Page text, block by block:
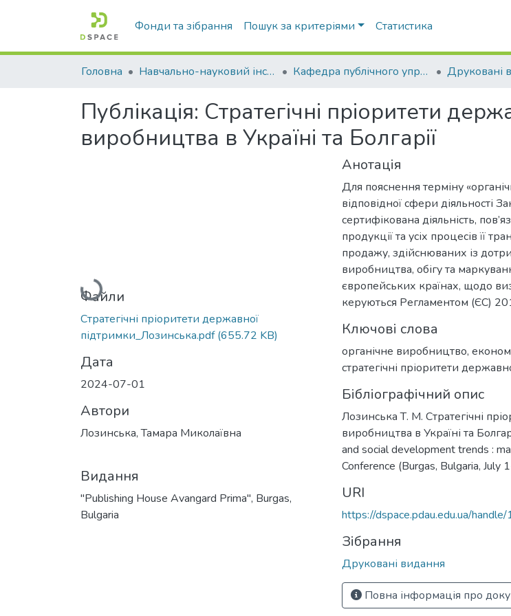
Фонди та зібрання Пошук за критеріями Статистика
Головна Навчально-науковий інститут економіки, управління, права та інформаційних технологій Кафедра публічного управління та адміністрування Друковані
Публікація: Стратегічні пріоритети
виробництва в Україні та Болгарії
Вантажиться...
Файли
Стратегічні пріоритети державної
підтримки_Лозинська.pdf(655.72 KB)
Дата
2024-07-01
Автори
Лозинська, Тамара Миколаївна
Видання
"Publishing House Avangard Prima", Burgas,
Bulgaria
Анотація
Для пояснення терміну
відповідної сфери діяльності
сертифікована діяльність,
продукції та усіх процесів її
продажу, здійснюваних із
виробництва, обігу та
європейських країнах, щодо
керуються Регламентом (ЄС)
Ключові слова
органічне виробництво,
стратегічні пріоритети
Бібліографічний опис
Лозинська Т. М. Стратегічні
виробництва в Україні та
and social development trends :
Conference (Burgas, Bulgaria,
URI
https://dspace.pdau.edu.ua/
Зібрання
Друковані видання
Повна інформація про